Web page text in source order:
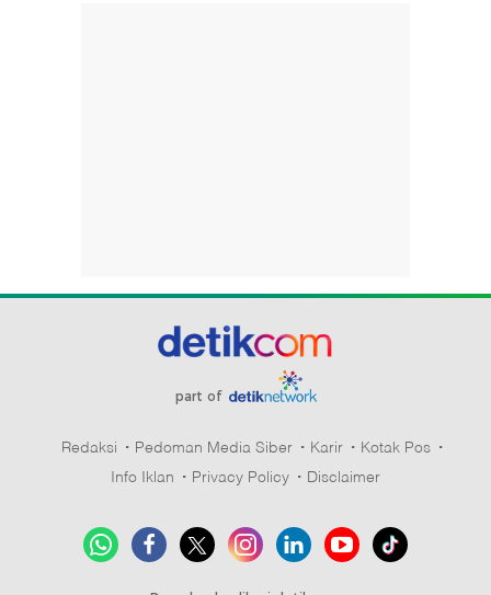
part of
Redaksi Pedoman Media Siber Karir
Kotak Pos
Info Iklan
Privacy Policy Disclaimer